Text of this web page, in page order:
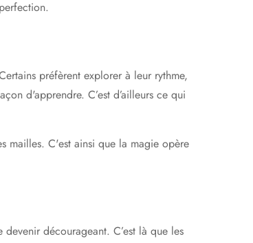
préfèrent explorer à leur rythme,
d'apprendre. C’est d’ailleurs ce qui
mailles. C'est ainsi que la magie opère
décourageant. C’est là que les